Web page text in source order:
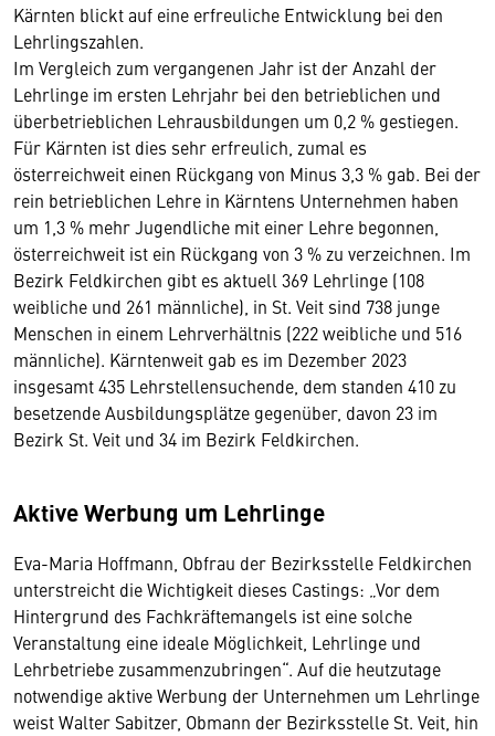
Kärnten blickt auf eine erfreuliche Entwicklung bei den
Lehrlingszahlen.
Im Vergleich zum vergangenen Jahr ist der Anzahl der
Lehrlinge im ersten Lehrjahr bei den betrieblichen und
überbetrieblichen Lehrausbildungen um 0,2 % gestiegen.
Für Kärnten ist dies sehr erfreulich, zumal es
österreichweit einen Rückgang von Minus 3,3 % gab. Bei der
rein betrieblichen Lehre in Kärntens Unternehmen haben
um 1,3 % mehr Jugendliche mit einer Lehre begonnen,
österreichweit ist ein Rückgang von 3 % zu verzeichnen. Im
Bezirk Feldkirchen gibt es aktuell 369 Lehrlinge (108
weibliche und 261 männliche), in St. Veit sind 738 junge
Menschen in einem Lehrverhältnis (222 weibliche und 516
männliche). Kärntenweit gab es im Dezember 2023
insgesamt 435 Lehrstellensuchende, dem standen 410 zu
besetzende Ausbildungsplätze gegenüber, davon 23 im
Bezirk St. Veit und 34 im Bezirk Feldkirchen.
Aktive Werbung um Lehrlinge
Eva-Maria Hoffmann, Obfrau der Bezirksstelle Feldkirchen
unterstreicht die Wichtigkeit dieses Castings: „Vor dem
Hintergrund des Fachkräftemangels ist eine solche
Veranstaltung eine ideale Möglichkeit, Lehrlinge und
Lehrbetriebe zusammenzubringen“. Auf die heutzutage
notwendige aktive Werbung der Unternehmen um Lehrlinge
weist Walter Sabitzer, Obmann der Bezirksstelle St. Veit, hin